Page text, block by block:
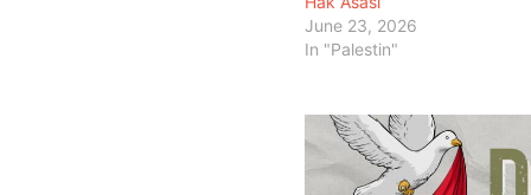
June 23, 2026
In "Palestin"